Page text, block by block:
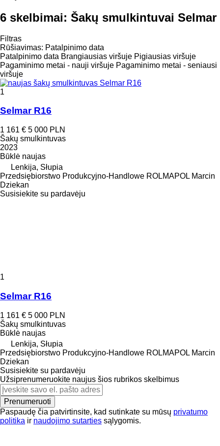
6 skelbimai: Šakų smulkintuvai Selmar
Filtras
Rūšiavimas: Patalpinimo data
Patalpinimo data Brangiausias viršuje Pigiausias viršuje
Pagaminimo metai - nauji viršuje Pagaminimo metai - seniausi
viršuje
1
Selmar R16
1 161 € 5 000 PLN
Šakų smulkintuvas
2023
Būklė naujas
Lenkija, Słupia
Przedsiębiorstwo Produkcyjno-Handlowe ROLMAPOL Marcin
Dziekan
Susisiekite su pardavėju
1
Selmar R16
1 161 € 5 000 PLN
Šakų smulkintuvas
Būklė naujas
Lenkija, Słupia
Przedsiębiorstwo Produkcyjno-Handlowe ROLMAPOL Marcin
Dziekan
Susisiekite su pardavėju
Užsiprenumeruokite naujus šios rubrikos skelbimus
Prenumeruoti
Paspaudę čia patvirtinsite, kad sutinkate su mūsų privatumo
politika ir naudojimo sutarties sąlygomis.